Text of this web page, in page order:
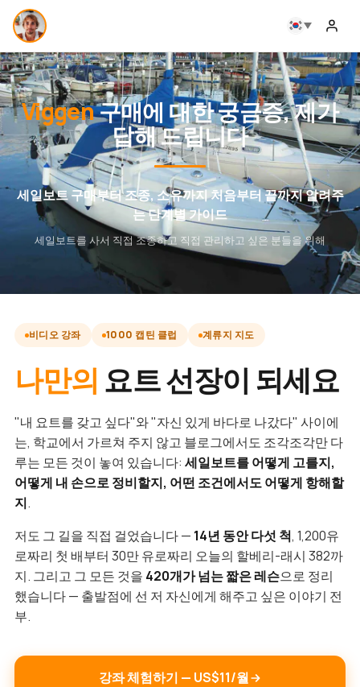
Viggen구매에 대한 궁금증, 제가
답해 드립니다
세일보트 구매부터 조종, 소유까지 처음부터 끝까지 알려주
는 단계별 가이드
세일보트를 사서 직접 조종하고 직접 관리하고 싶은 분들을 위해
비디오 강좌 1000 캡틴 클럽 계류지 지도
나만의 요트 선장이 되세요
"내 요트를 갖고 싶다"와 "자신 있게 바다로 나갔다" 사이에
는, 학교에서 가르쳐 주지 않고 블로그에서도 조각조각만 다
루는 모든 것이 놓여 있습니다: 세일보트를 어떻게 고를지,
어떻게 내 손으로 정비할지, 어떤 조건에서도 어떻게 항해할
지.
저도 그 길을 직접 걸었습니다 — 14년 동안 다섯 척, 1,200유
로짜리 첫 배부터 30만 유로짜리 오늘의 할베리-래시 382까
지. 그리고 그 모든 것을 420개가 넘는 짧은 레슨으로 정리
했습니다 — 출발점에 선 저 자신에게 해주고 싶은 이야기 전
부.
강좌 체험하기 — US$11/월